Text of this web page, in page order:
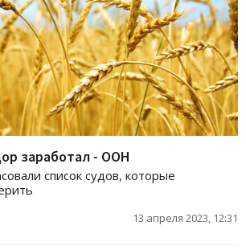
заработал - ООН
список судов, которые
13 апреля 2023, 12:31